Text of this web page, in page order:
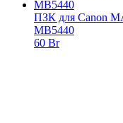
ПЗК для Canon
MB5440
60 Br